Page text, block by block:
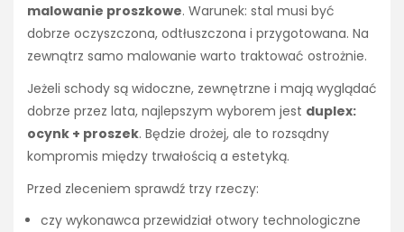
malowanie proszkowe. Warunek: stal musi być
dobrze oczyszczona, odtłuszczona i przygotowana. Na
zewnątrz samo malowanie warto traktować ostrożnie.
Jeżeli schody są widoczne, zewnętrzne i mają wyglądać
dobrze przez lata, najlepszym wyborem jest duplex:
ocynk + proszek. Będzie drożej, ale to rozsądny
kompromis między trwałością a estetyką.
Przed zleceniem sprawdź trzy rzeczy:
czy wykonawca przewidział otwory technologiczne